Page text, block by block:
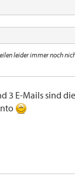
leider immer noch
3 E-Mails sind